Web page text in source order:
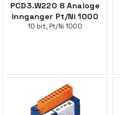
PCD3.W220 8 Analoge
innganger Pt/Ni 1000
10 bit, Pt/Ni 1000